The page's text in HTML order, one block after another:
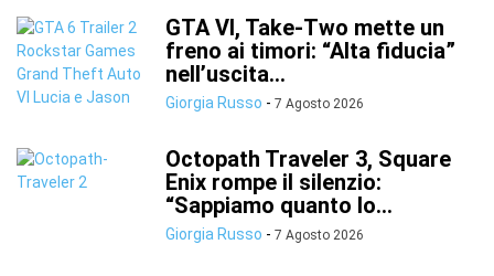
GTA VI, Take-Two mette un
freno ai timori: “Alta fiducia”
nell’uscita...
Giorgia Russo - 7 Agosto 2026
Octopath Traveler 3, Square
Enix rompe il silenzio:
“Sappiamo quanto lo...
Giorgia Russo - 7 Agosto 2026